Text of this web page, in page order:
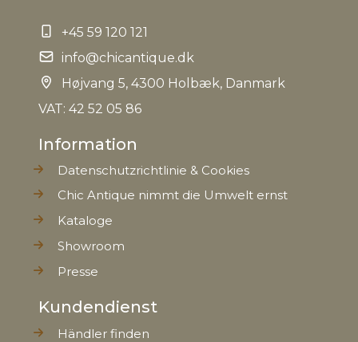
+45 59 120 121
info@chicantique.dk
Højvang 5, 4300 Holbæk, Danmark
VAT: 42 52 05 86
Information
Datenschutzrichtlinie & Cookies
Chic Antique nimmt die Umwelt ernst
Kataloge
Showroom
Presse
Kundendienst
Händler finden